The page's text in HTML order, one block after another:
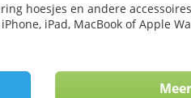
hoesjes en andere
iPad, MacBook of Apple